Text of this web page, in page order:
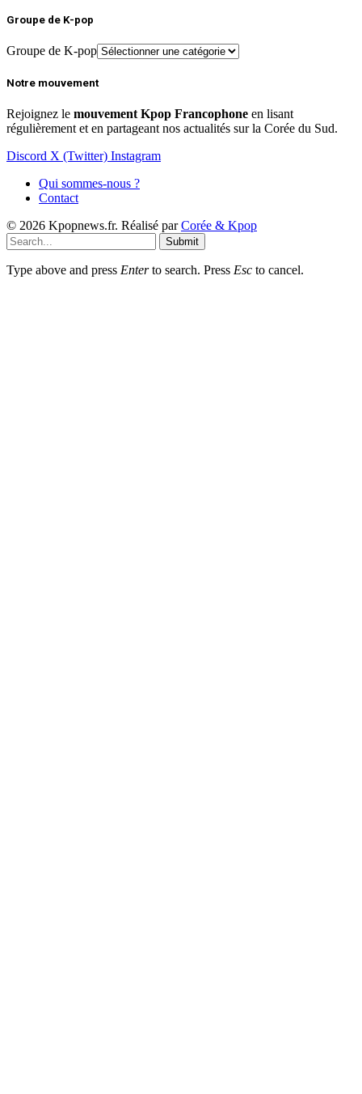
Groupe de K-pop
Groupe de K-pop
Notre mouvement
Rejoignez le mouvement Kpop Francophone en lisant
régulièrement et en partageant nos actualités sur la Corée du Sud.
Discord X (Twitter) Instagram
Qui sommes-nous ?
Contact
© 2026 Kpopnews.fr. Réalisé parCorée & Kpop
Submit
Type above and press Enterto search. Press Esc to cancel.